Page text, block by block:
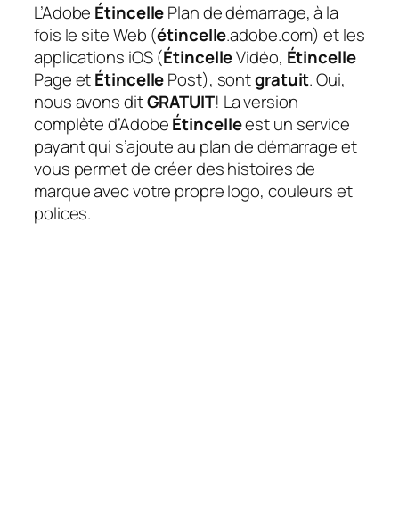
L’Adobe ÉtincellePlan de démarrage, à la
fois le site Web (étincelle.adobe.com) et les
applications iOS (ÉtincelleVidéo, Étincelle
Page etÉtincellePost), sontgratuit. Oui,
nous avons ditGRATUIT! La version
complète d’AdobeÉtincelleest un service
payant qui s’ajoute au plan de démarrage et
vous permet de créer des histoires de
marque avec votre propre logo, couleurs et
polices.